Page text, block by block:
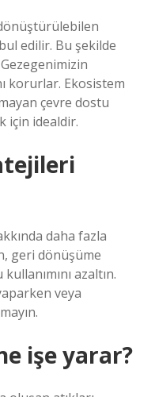
edilir. Bu şekilde
korurlar. Ekosistem
çevre dostu
için idealdir.
daha fazla
geri dönüşüme
azaltın.
veya
işe yarar?